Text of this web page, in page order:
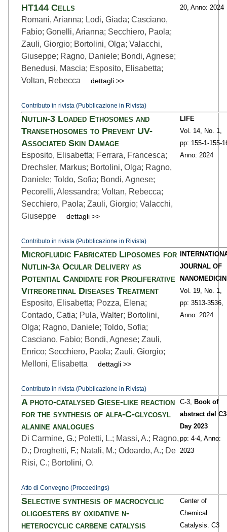
HT144 Cells
Romani, Arianna; Lodi, Giada; Casciano,
Fabio; Gonelli, Arianna; Secchiero, Paola;
Zauli, Giorgio; Bortolini, Olga; Valacchi,
Giuseppe; Ragno, Daniele; Bondi, Agnese;
Benedusi, Mascia; Esposito, Elisabetta;
Voltan, Rebecca
dettagli >>
Contributo in rivista (Pubblicazione in Rivista)
20, Anno: 2024
Nutlin-3 Loaded Ethosomes and
Transethosomes to Prevent UV-
Associated Skin Damage
Esposito, Elisabetta; Ferrara, Francesca;
Drechsler, Markus; Bortolini, Olga; Ragno,
Daniele; Toldo, Sofia; Bondi, Agnese;
Pecorelli, Alessandra; Voltan, Rebecca;
Secchiero, Paola; Zauli, Giorgio; Valacchi,
Giuseppe
dettagli >>
Contributo in rivista (Pubblicazione in Rivista)
LIFE
Vol. 14, No. 1,
pp: 155-1-155-
Anno: 2024
Microfluidic Fabricated Liposomes for
Nutlin-3a Ocular Delivery as
Potential Candidate for Proliferative
Vitreoretinal Diseases Treatment
Esposito, Elisabetta; Pozza, Elena;
Contado, Catia; Pula, Walter; Bortolini,
Olga; Ragno, Daniele; Toldo, Sofia;
Casciano, Fabio; Bondi, Agnese; Zauli,
Enrico; Secchiero, Paola; Zauli, Giorgio;
Melloni, Elisabetta
dettagli >>
Contributo in rivista (Pubblicazione in Rivista)
JOURNAL OF
Vol. 19, No. 1,
pp: 3513-3536,
Anno: 2024
A photo-catalysed Giese-like reaction
for the synthesis of alfa-C-glycosyl
alanine analogues
Di Carmine, G.; Poletti, L.; Massi, A.; Ragno,
D.; Droghetti, F.; Natali, M.; Odoardo, A.; De
Risi, C.; Bortolini, O.
Atto di Convegno (Proceedings)
C-3,Book of
abstract del
Day 2023
pp: 4-4, Anno:
2023
Selective synthesis of macrocyclic
oligoesters by oxidative n-
heterocyclic carbene catalysis
Center of
Chemical
Catalysis. C3